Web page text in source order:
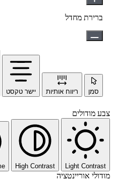
ברירת מחדל
סמן ריווח אותיות יישר טקסט
צבע מודולים
Light Contrast
High Contrast
מודולי אוריינטציה